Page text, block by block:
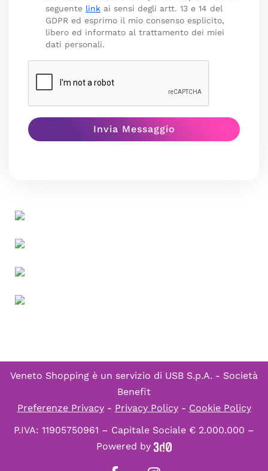
seguente link ai sensi degli artt. 13 e 14 del
GDPR ed esprimo il mio consenso esplicito,
libero ed informato al trattamento dei miei
dati personali.
Veneto Shopping è un servizio di USB S.p.A. - Società
Benefit
Preferenze Privacy- Privacy Policy- Cookie Policy
P.IVA: 11905750961 – Capitale Sociale € 2.000.000 –
Powered by